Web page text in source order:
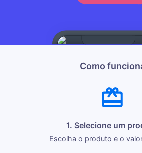
Como
1. Selecione um
Escolha o produto e o